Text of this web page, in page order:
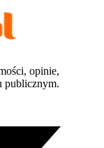
opinie,
publicznym.